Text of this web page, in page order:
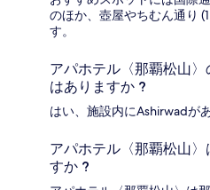
のほか、壺屋やちむん通り
す。
アパホテル〈那覇松山
はありますか ?
はい、施設内にAshirwadが
アパホテル〈那覇松山
すか ?